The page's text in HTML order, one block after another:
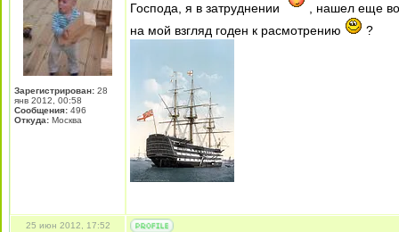
Зарегистрирован: 28
янв 2012, 00:58
Сообщения: 496
Откуда: Москва
Господа, я в затруднении
, нашел еще
на мой взгляд годен к расмотрению
?
25 июн 2012, 17:52